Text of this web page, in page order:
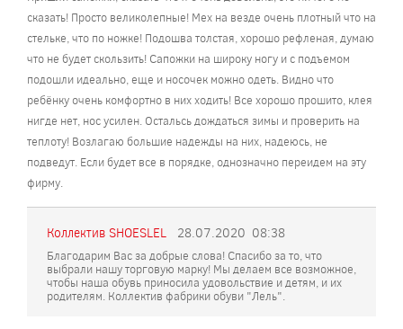
сказать! Просто великолепные! Мех на везде очень плотный что на
стельке, что по ножке! Подошва толстая, хорошо рефленая, думаю
что не будет скользить! Сапожки на широку ногу и с подъемом
подошли идеально, еще и носочек можно одеть. Видно что
ребёнку очень комфортно в них ходить! Все хорошо прошито, клея
нигде нет, нос усилен. Остальсь дождаться зимы и проверить на
теплоту! Возлагаю большие надежды на них, надеюсь, не
подведут. Если будет все в порядке, однозначно переидем на эту
фирму.
Коллектив SHOESLEL 28.07.2020 08:38
Благодарим Вас за добрые слова! Спасибо за то, что
выбрали нашу торговую марку! Мы делаем все возможное,
чтобы наша обувь приносила удовольствие и детям, и их
родителям. Коллектив фабрики обуви "Лель".